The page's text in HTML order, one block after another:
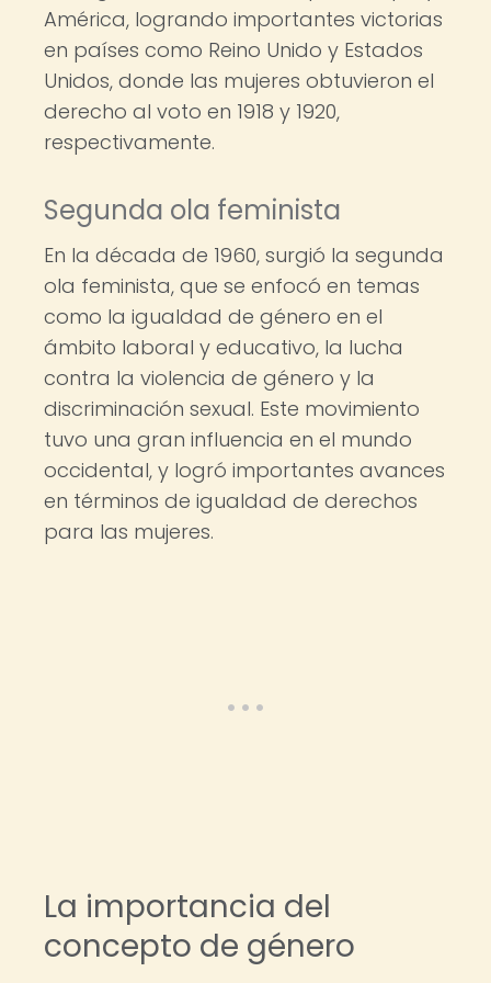
América, logrando importantes victorias
en países como Reino Unido y Estados
Unidos, donde las mujeres obtuvieron el
derecho al voto en 1918 y 1920,
respectivamente.
Segunda ola feminista
En la década de 1960, surgió la segunda
ola feminista, que se enfocó en temas
como la igualdad de género en el
ámbito laboral y educativo, la lucha
contra la violencia de género y la
discriminación sexual. Este movimiento
tuvo una gran influencia en el mundo
occidental, y logró importantes avances
en términos de igualdad de derechos
para las mujeres.
La importancia del
concepto de género